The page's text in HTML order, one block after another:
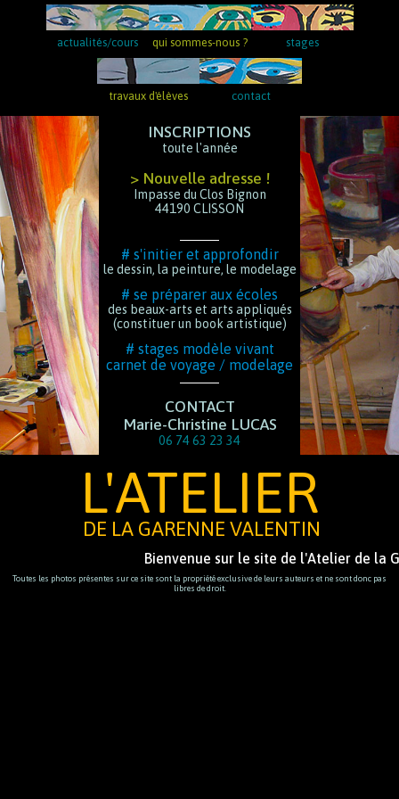
actualités/cours qui sommes-nous ? stages
travaux d'élèves contact
INSCRIPTIONS
toute l'année
> Nouvelle adresse !
Impasse du Clos Bignon
44190 CLISSON
# s'initier et approfondir
le dessin, la peinture, le modelage
# se préparer aux écoles
des beaux-arts et arts appliqués
(constituer un book artistique)
# stages modèle vivant
carnet de voyage / modelage
CONTACT
Marie-Christine LUCAS
06 74 63 23 34
L'ATELIER
DE LA GARENNE VALENTIN
Bienvenue sur le site de l'Atelier de la
Toutes les photos présentes sur ce site sont la propriété exclusive de leurs auteurs et ne sont donc pas
libres de droit.